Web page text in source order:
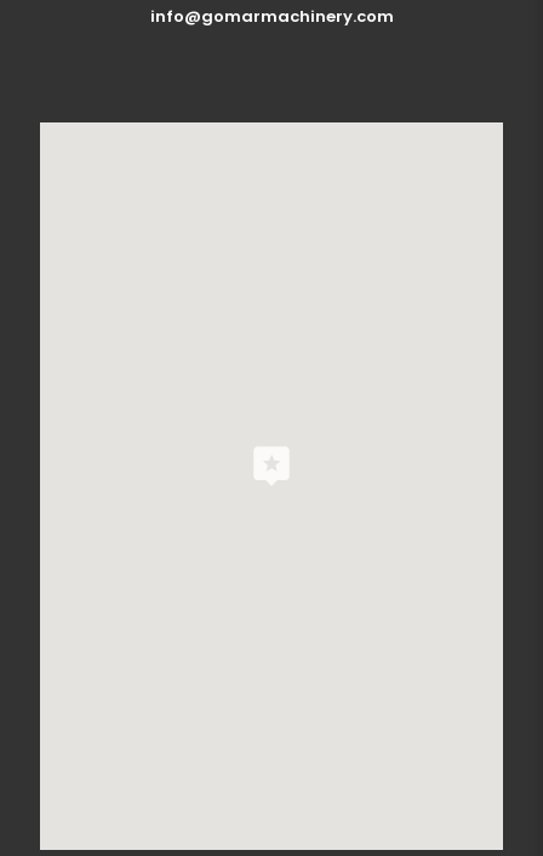
info@gomarmachinery.com